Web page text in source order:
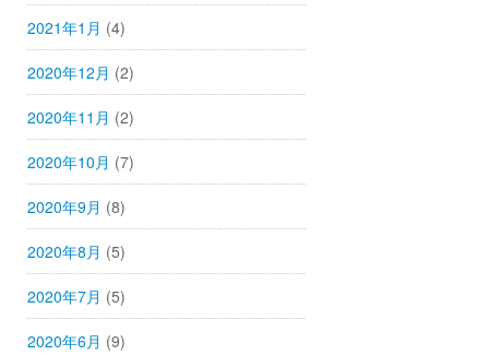
2021年1月 (4)
2020年12月 (2)
2020年11月 (2)
2020年10月 (7)
2020年9月 (8)
2020年8月 (5)
2020年7月 (5)
2020年6月 (9)